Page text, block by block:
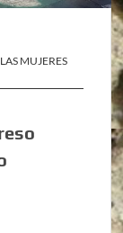
MUJERES